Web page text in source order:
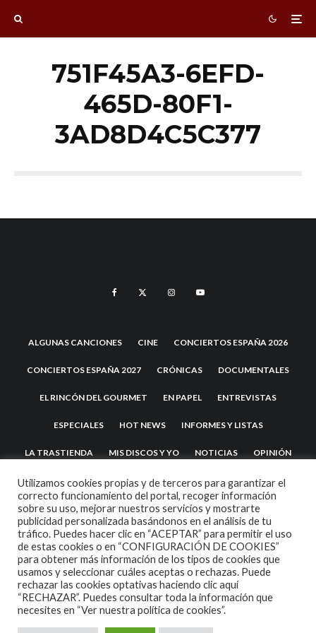
751F45A3-6EFD-
465D-80F1-
3AD8D4C5C377
ALGUNAS CANCIONES CINE CONCIERTOS ESPAÑA 2026
CONCIERTOS ESPAÑA 2027 CRÓNICAS DOCUMENTALES
EL RINCÓN DEL GOURMET EN PAPEL ENTREVISTAS
ESPECIALES HOT NEWS INFORMES Y LISTAS
LA TRASTIENDA MIS DISCOS Y YO NOTICIAS OPINIÓN
REVIEWS TEATRO TU DISCO ME SUENA
2007 COPYRIGHT -CODETIPITHEME
Utilizamos cookies propias y de terceros para garantizar el
correcto funcionamiento del portal, recoger información
sobre su uso, mejorar nuestros servicios y mostrarte
publicidad personalizada basándonos en el análisis de tu
tráfico. Puedes hacer clic en “ACEPTAR” para permitir el uso
de estas cookies o en “CONFIGURACIÓN DE COOKIES”
para obtener más información de los tipos de cookies que
usamos y seleccionar cuáles aceptas o rechazas. Puede
rechazar las cookies optativas haciendo clic aquí
“RECHAZAR”. Puedes consultar toda la información que
necesites en “Ver nuestra política de cookies”.